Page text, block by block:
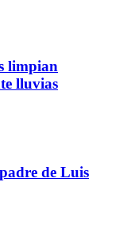
limpian
lluvias
de Luis